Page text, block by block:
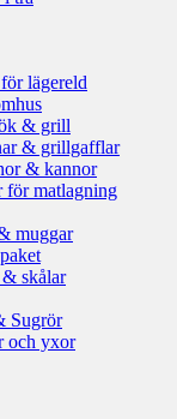
lägereld
& grill
& grillgafflar
& kannor
för matlagning
muggar
skålar
Sugrör
och yxor